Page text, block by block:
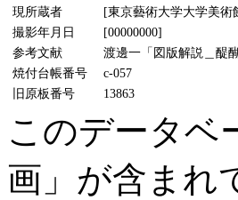
現所蔵者
[東京藝術大学大学美術
撮影年月日
[00000000]
参考文献
渡邊一「図版解説＿醍
焼付台帳番号
c-057
旧原板番号
13863
このデータベ
画」が含まれ